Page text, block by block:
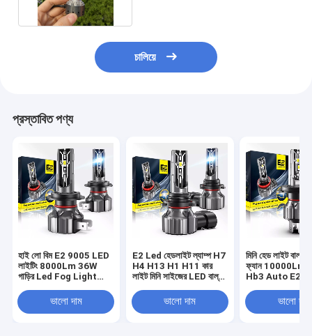
চালিয়ে
প্রস্তাবিত পণ্য
হাই লো বিম E2 9005 LED
লাইটিং 8000Lm 36W
গাড়ির Led Fog Light
ভালো দাম
E2 Led হেডলাইট ল্যাম্প H7
H4 H13 H1 H11 কার
লাইট মিনি সাইজের LED বাল্ব
বাল্ব
ভালো দাম
মিনি হেড লাইট বাল্ব
ফ্যান 10000Lm
Hb3 Auto E2
ভালো দাম